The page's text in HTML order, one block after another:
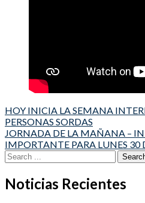
Post
navigation
HOY INICIA LA SEMANA
PERSONAS SORDAS
JORNADA DE LA MAÑANA –
IMPORTANTE PARA LUNES 30
Search
for:
Noticias Recientes